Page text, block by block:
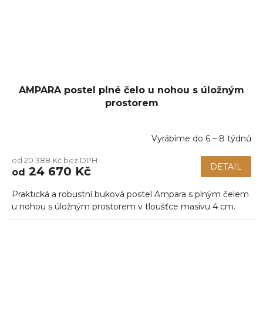
AMPARA postel plné čelo u nohou s úložným
prostorem
Vyrábíme do 6 – 8 týdnů
od 20 388 Kč bez DPH
od 24 670 Kč DETAIL
Praktická a robustní buková postel Ampara s plným čelem
u nohou s úložným prostorem v tloušťce masivu 4 cm.